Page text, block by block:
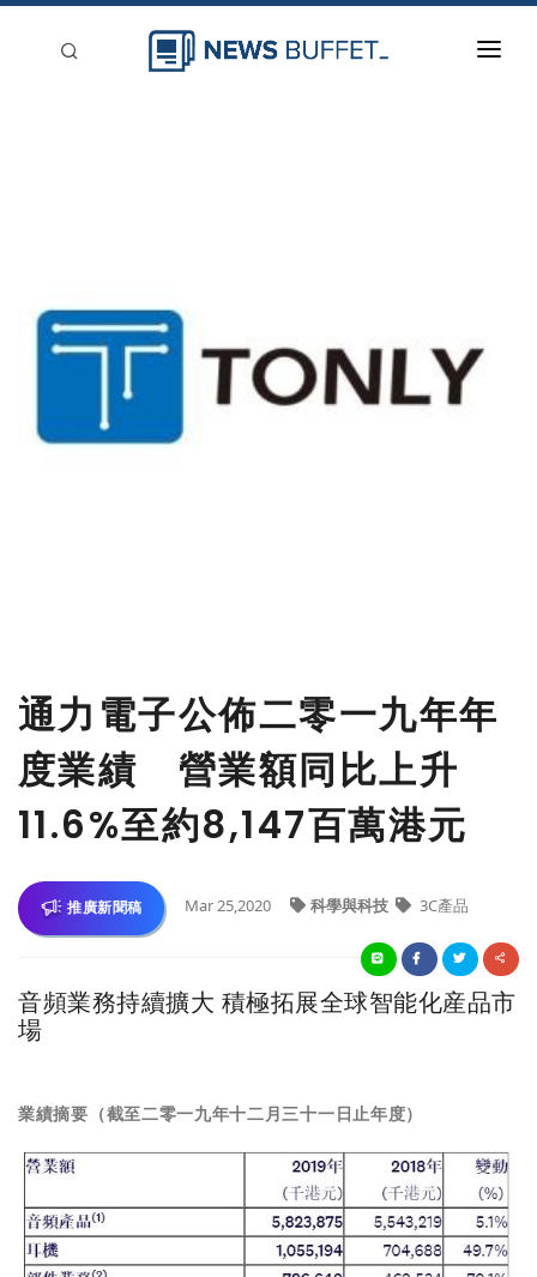
通力電子公佈二零一九年年
度業績 營業額同比上升
11.6%至約8,147百萬港元
推廣新聞稿 Mar 25,2020 科學與科技 3C產品
音頻業務持續擴大 積極拓展全球智能化産品市
場
業績摘要（截至二零一九年十二月三十一日止年度）